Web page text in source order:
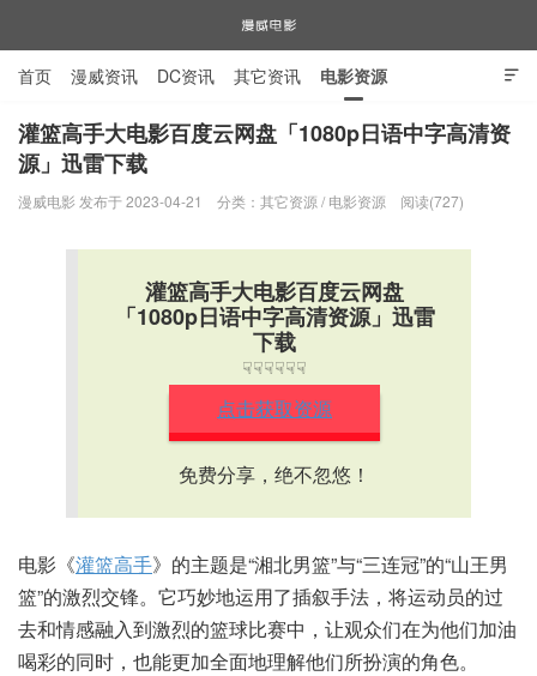
漫威电影

首页 漫威资讯 DC资讯 其它资讯 电影资源
电视剧资源 漫威图片
灌篮高手大电影百度云网盘「1080p日语中字高清资
源」迅雷下载
漫威电影 发布于 2023-04-21 分类： 其它资源 / 电影资源 阅读(727)
灌篮高手大电影百度云网盘
「1080p日语中字高清资源」迅雷
下载
☟☟☟☟☟☟
点击获取资源
免费分享，绝不忽悠！
电影《灌篮高手》的主题是“湘北男篮”与“三连冠”的“山王男
篮”的激烈交锋。它巧妙地运用了插叙手法，将运动员的过
去和情感融入到激烈的篮球比赛中，让观众们在为他们加油
喝彩的同时，也能更加全面地理解他们所扮演的角色。